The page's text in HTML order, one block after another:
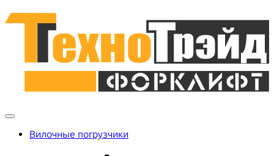
Вилочные погрузчики